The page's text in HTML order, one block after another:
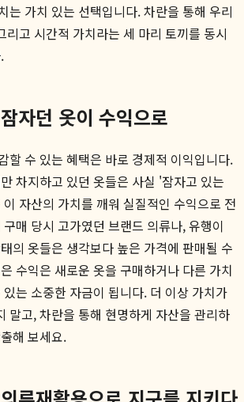
는 가치 있는 선택입니다. 차란을 통해 우리
리고 시간적 가치라는 세 마리 토끼를 동시
자던 옷이 수익으로
할 수 있는 혜택은 바로 경제적 이익입니다.
차지하고 있던 옷들은 사실 '잠자고 있는
이 자산의 가치를 깨워 실질적인 수익으로 전
매 당시 고가였던 브랜드 의류나, 유행이
의 옷들은 생각보다 높은 가격에 판매될 수
수익은 새로운 옷을 구매하거나 다른 가치
는 소중한 자금이 됩니다. 더 이상 가치가
말고, 차란을 통해 현명하게 자산을 관리하
해 보세요.